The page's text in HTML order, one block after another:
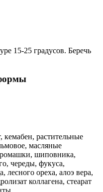
15-25 градусов. Беречь
растительные
масляные
шиповника,
череды, фукуса,
лесного ореха, алоэ вера,
коллагена, стеарат